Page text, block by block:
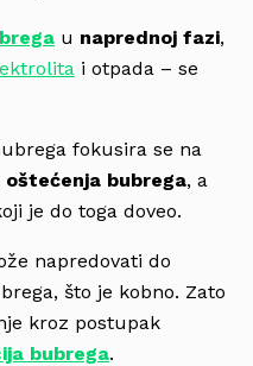
u naprednoj fazi,
i otpada – se
fokusira se na
oštećenja bubrega, a
je do toga doveo.
napredovati do
što je kobno. Zato
kroz postupak
bubrega.